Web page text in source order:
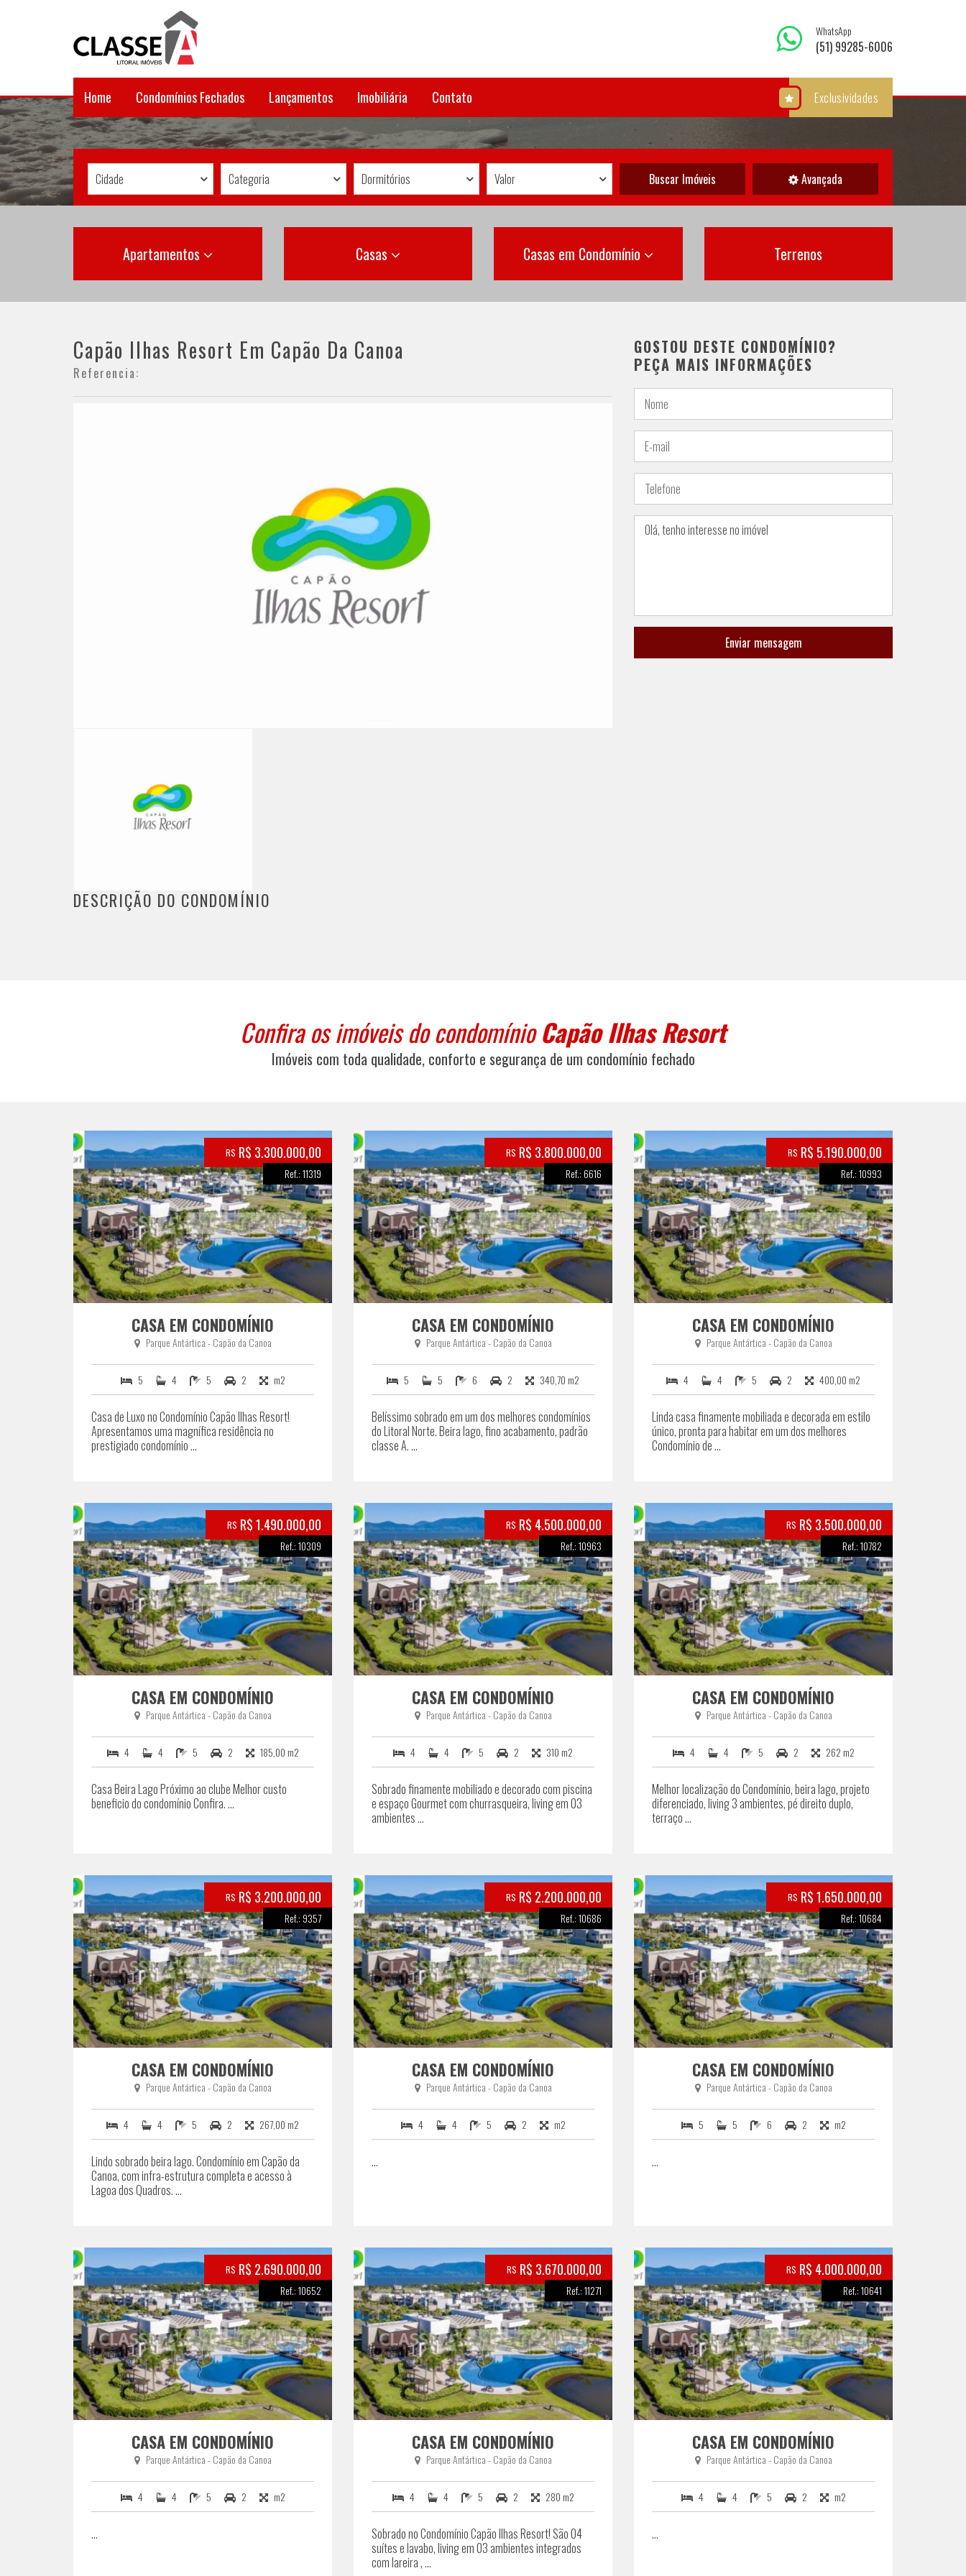
WhatsApp
(51) 99285-6006
Exclusividades
Home Condomínios Fechados Lançamentos Imobiliária Contato
Cidade Categoria Dormitórios Valor Buscar Imóveis Avançada
Apartamentos Casas Casas em Condomínio Terrenos
Capão Ilhas Resort Em Capão Da Canoa
Referencia:
DESCRIÇÃO DO CONDOMÍNIO
GOSTOU DESTE CONDOMÍNIO?
PEÇA MAIS INFORMAÇÕES
Enviar mensagem
Confira os imóveis do condomínioCapão Ilhas Resort
Imóveis com toda qualidade, conforto e segurança de um condomínio fechado
R$ R$ 3.300.000,00
Ref.: 11319
CASA EM CONDOMÍNIO
Parque Antártica - Capão da Canoa
5 4 5 2 m2
Casa de Luxo no Condomínio Capão Ilhas Resort!
Apresentamos uma magnífica residência no
prestigiado condomínio ...
R$ R$ 3.800.000,00
Ref.: 6616
CASA EM CONDOMÍNIO
Parque Antártica - Capão da Canoa
5 5 6 2 340,70 m2
Belíssimo sobrado em um dos melhores condomínios
do Litoral Norte. Beira lago, fino acabamento, padrão
classe A. ...
R$ R$ 5.190.000,00
Ref.: 10993
CASA EM CONDOMÍNIO
Parque Antártica - Capão da Canoa
4 4 5 2 400,00 m2
Linda casa finamente mobiliada e decorada em estilo
único, pronta para habitar em um dos melhores
Condomínio de ...
R$ R$ 1.490.000,00
Ref.: 10309
CASA EM CONDOMÍNIO
Parque Antártica - Capão da Canoa
4 4 5 2 185,00 m2
Casa Beira Lago Próximo ao clube Melhor custo
beneficio do condomínio Confira. ...
R$ R$ 4.500.000,00
Ref.: 10963
CASA EM CONDOMÍNIO
Parque Antártica - Capão da Canoa
4 4 5 2 310 m2
Sobrado finamente mobiliado e decorado com piscina
e espaço Gourmet com churrasqueira, living em 03
ambientes ...
R$ R$ 3.500.000,00
Ref.: 10782
CASA EM CONDOMÍNIO
Parque Antártica - Capão da Canoa
4 4 5 2 262 m2
Melhor localização do Condomínio, beira lago, projeto
diferenciado, living 3 ambientes, pé direito duplo,
terraço ...
R$ R$ 3.200.000,00
Ref.: 9357
CASA EM CONDOMÍNIO
Parque Antártica - Capão da Canoa
4 4 5 2 267,00 m2
Lindo sobrado beira lago. Condomínio em Capão da
Canoa, com infra-estrutura completa e acesso à
Lagoa dos Quadros. ...
R$ R$ 2.200.000,00
Ref.: 10686
CASA EM CONDOMÍNIO
Parque Antártica - Capão da Canoa
4 4 5 2 m2
...
R$ R$ 1.650.000,00
Ref.: 10684
CASA EM CONDOMÍNIO
Parque Antártica - Capão da Canoa
5 5 6 2 m2
...
R$ R$ 2.690.000,00
Ref.: 10652
CASA EM CONDOMÍNIO
Parque Antártica - Capão da Canoa
4 4 5 2 m2
...
R$ R$ 3.670.000,00
Ref.: 11271
CASA EM CONDOMÍNIO
Parque Antártica - Capão da Canoa
4 4 5 2 280 m2
Sobrado no Condomínio Capão Ilhas Resort! São 04
suítes e lavabo, living em 03 ambientes integrados
com lareira , ...
R$ R$ 4.000.000,00
Ref.: 10641
CASA EM CONDOMÍNIO
Parque Antártica - Capão da Canoa
4 4 5 2 m2
...